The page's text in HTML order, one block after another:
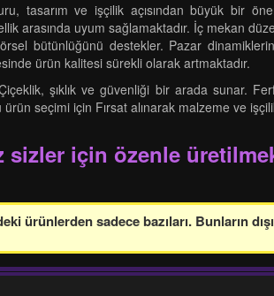
tasarım ve işçilik açısından büyük bir
arasında uyum sağlamaktadır. İç mekan
bütünlüğünü destekler. Pazar
ürün kalitesi sürekli olarak artmaktadır.
şıklık ve güvenliği bir arada sunar.
seçimi için Fırsat alınarak malzeme ve
sizler için özenle
ürünlerden sadece bazıları. Bunların